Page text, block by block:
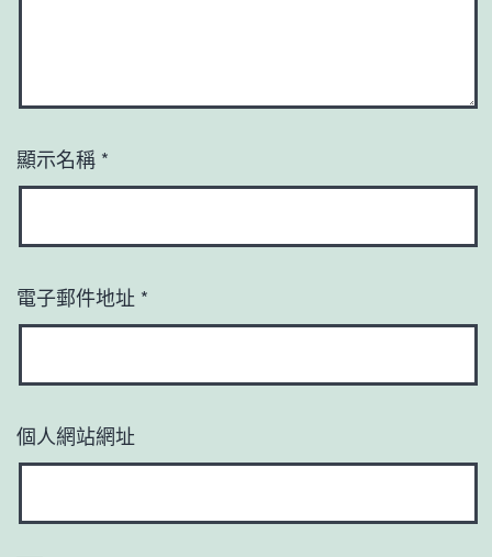
顯示名稱 *
電子郵件地址 *
個人網站網址